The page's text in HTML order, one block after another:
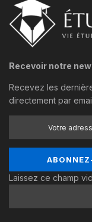
Recevoir notre
Recevez les
directement par
Laissez ce champ